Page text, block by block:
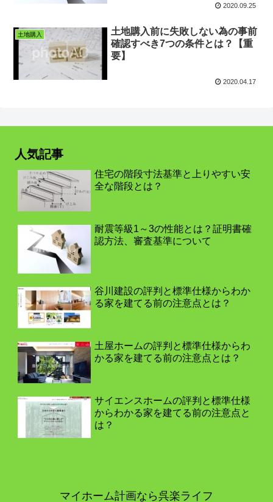
2020.09.25
土地購入
土地購入前に失敗しない為の事前
確認すべき7つの条件とは？【重
要】
2020.04.17
人気記事
住宅の階段寸法基準と上りやすい安
全な階段とは？
耐震等級1～3の性能とは？証明書確
認方法、審査基準について
谷川建設の評判と標準仕様からわか
る家を建てる前の注意点とは？
土屋ホームの評判と標準仕様からわ
かる家を建てる前の注意点とは？
サイエンスホームの評判と標準仕様
からわかる家を建てる前の注意点と
は？
マイホーム計画なら呉楽ライフ